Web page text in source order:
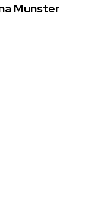
Munster